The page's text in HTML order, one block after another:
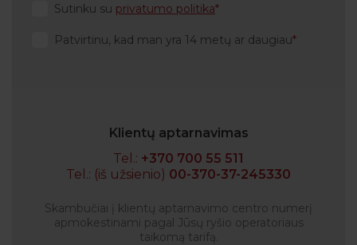
Sutinku su privatumo politika
Patvirtinu, kad man yra 14 metų ar daugiau
Klientų aptarnavimas
Tel.: +370 700 55 511
Tel.: (iš užsienio) 00-370-37-245330
Skambučiai į klientų aptarnavimo centro numerį
apmokestinami pagal Jūsų ryšio operatoriaus
taikomą tarifą.